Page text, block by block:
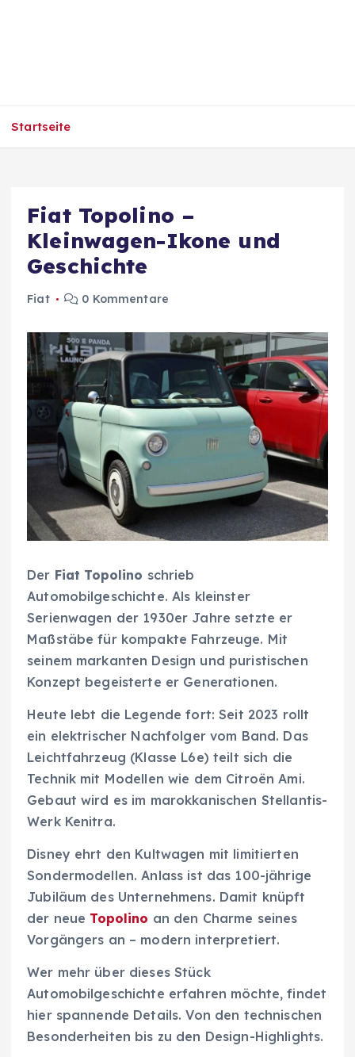
Startseite
Fiat Topolino –
Kleinwagen-Ikone und
Geschichte
Fiat 0 Kommentare
Der Fiat Topolino schrieb
Automobilgeschichte. Als kleinster
Serienwagen der 1930er Jahre setzte er
Maßstäbe für kompakte Fahrzeuge. Mit
seinem markanten Design und puristischen
Konzept begeisterte er Generationen.
Heute lebt die Legende fort: Seit 2023 rollt
ein elektrischer Nachfolger vom Band. Das
Leichtfahrzeug (Klasse L6e) teilt sich die
Technik mit Modellen wie dem Citroën Ami.
Gebaut wird es im marokkanischen Stellantis-
Werk Kenitra.
Disney ehrt den Kultwagen mit limitierten
Sondermodellen. Anlass ist das 100-jährige
Jubiläum des Unternehmens. Damit knüpft
der neue Topolino an den Charme seines
Vorgängers an – modern interpretiert.
Wer mehr über dieses Stück
Automobilgeschichte erfahren möchte, findet
hier spannende Details. Von den technischen
Besonderheiten bis zu den Design-Highlights.